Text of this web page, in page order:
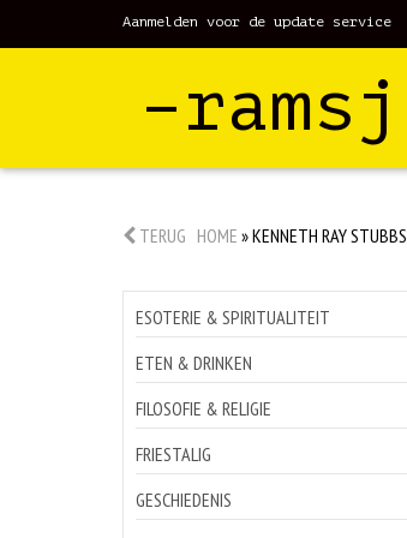
Aanmelden voor de update service
–ramsj
TERUG HOME »KENNETH RAY STUBBS
ESOTERIE & SPIRITUALITEIT
ETEN & DRINKEN
FILOSOFIE & RELIGIE
FRIESTALIG
GESCHIEDENIS